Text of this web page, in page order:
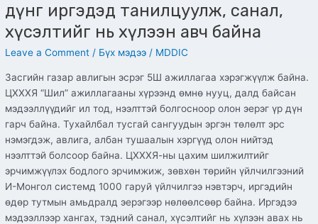
дүнг иргэдэд танилцуулж, санал,
хүсэлтийг нь хүлээн авч байна
Leave a Comment / Бүх мэдээ / MDDIC
Засгийн газар авлигын эсрэг 5Ш ажиллагаа хэрэгжүүлж байна.
ЦХХХЯ “Шил” ажиллагааны хүрээнд өмнө нууц, далд байсан
мэдээллүүдийг ил тод, нээлттэй болгосноор олон эерэг үр дүн
гарч байна. Тухайлбал тусгай сангуудын эргэн төлөлт эрс
нэмэгдэж, авлига, албан тушаалын хэргүүд олон нийтэд
нээлттэй болсоор байна. ЦХХХЯ-ны цахим шилжилтийг
эрчимжүүлэх бодлого эрчимжиж, зөвхөн төрийн үйлчилгээний
И-Монгол системд 1000 гаруй үйлчилгээ нэвтэрч, иргэдийн
өдөр тутмын амьдралд эерэгээр нөлөөлсөөр байна. Иргэдээ
мэдээллээр хангах, тэдний санал, хүсэлтийг нь хүлээн авах нь